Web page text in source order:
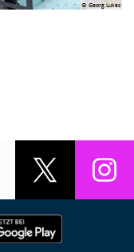
© Georg Lukas